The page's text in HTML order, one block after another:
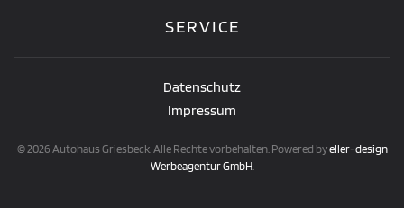
SERVICE
Datenschutz
Impressum
©2026 Autohaus Griesbeck. Alle Rechte vorbehalten. Powered byeller-design
Werbeagentur GmbH.